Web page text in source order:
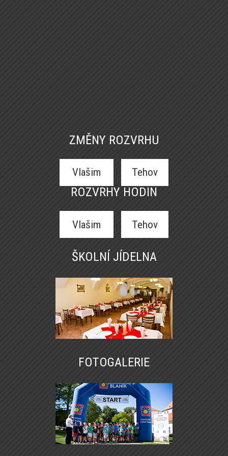
ZMĚNY ROZVRHU
Vlašim Tehov
ROZVRHY HODIN
Vlašim Tehov
ŠKOLNÍ JÍDELNA
FOTOGALERIE